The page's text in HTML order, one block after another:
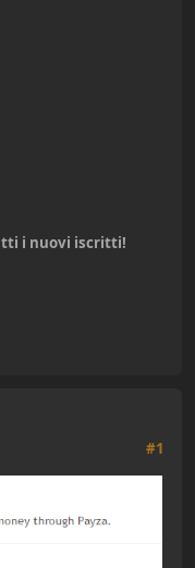
i nuovi iscritti!
#1